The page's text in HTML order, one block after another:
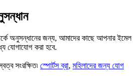
অনুসন্ধানের জন্য, আমাদের কাছে আপনার ইমেল
যোগাযোগ করা হবে.
সংরক্ষিত৷ স্পোর্টস ব্রা, মহিলাদের জন্য যোগ